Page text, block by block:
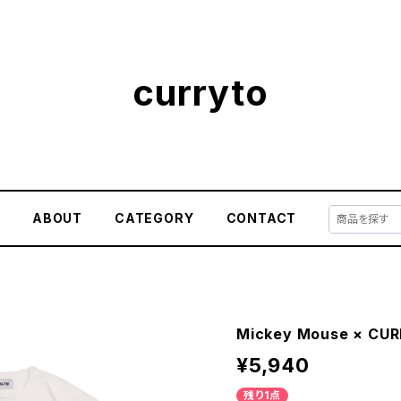
curryto
ABOUT CATEGORY CONTACT
Mickey Mouse ×
¥5,940
残り1点